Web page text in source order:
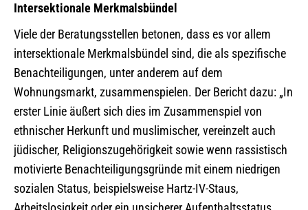
Intersektionale Merkmalsbündel
Viele der Beratungsstellen betonen, dass es vor allem
intersektionale Merkmalsbündel sind, die als spezifische
Benachteiligungen, unter anderem auf dem
Wohnungsmarkt, zusammenspielen. Der Bericht dazu: „In
erster Linie äußert sich dies im Zusammenspiel von
ethnischer Herkunft und muslimischer, vereinzelt auch
jüdischer, Religionszugehörigkeit sowie wenn rassistisch
motivierte Benachteiligungsgründe mit einem niedrigen
sozialen Status, beispielsweise Hartz-IV-Staus,